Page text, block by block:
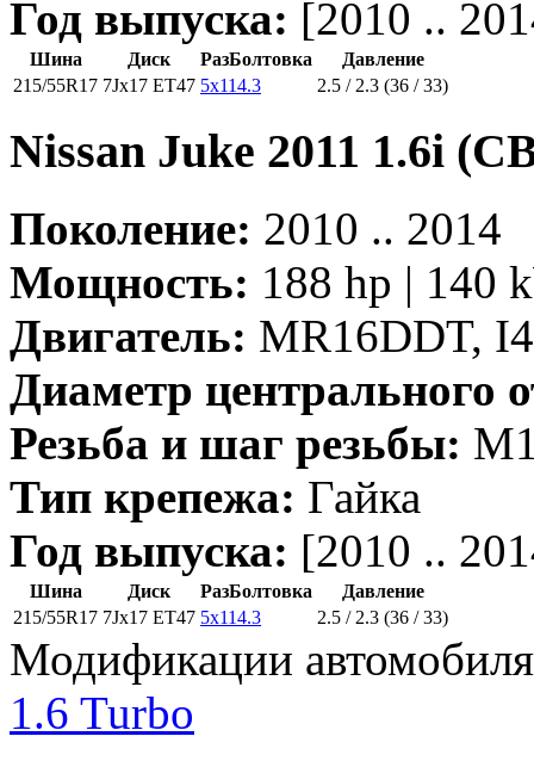
Год выпуска: [2010 ..
Шина Диск РазБолтовка
Давление
215/55R17 7Jx17 ET47 5x114.3 2.5 / 2.3 (36 / 33)
Nissan Juke 2011 1.6i
Поколение: 2010 .. 2014
Мощность: 188 hp | 140
Двигатель: MR16DDT,
Диаметр центрального
Резьба и шаг резьбы:
Тип крепежа: Гайка
Год выпуска: [2010 ..
Шина Диск РазБолтовка
Давление
215/55R17 7Jx17 ET47 5x114.3 2.5 / 2.3 (36 / 33)
Модификации
1.6 Turbo